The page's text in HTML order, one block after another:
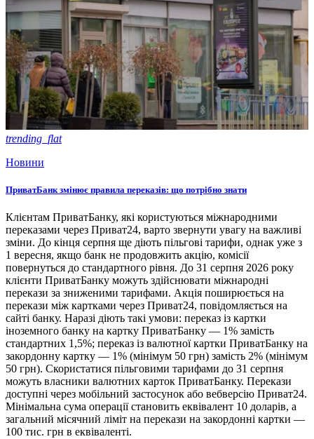
trending_flat
Новини
ПриватБанк змінює правила переказів: що потрібно знати
Клієнтам ПриватБанку, які користуються міжнародними
переказами через Приват24, варто звернути увагу на важливі
зміни. До кінця серпня ще діють пільгові тарифи, однак уже з
1 вересня, якщо банк не продовжить акцію, комісії
повернуться до стандартного рівня. До 31 серпня 2026 року
клієнти ПриватБанку можуть здійснювати міжнародні
перекази за зниженими тарифами. Акція поширюється на
перекази між картками через Приват24, повідомляється на
сайті банку. Наразі діють такі умови: переказ із картки
іноземного банку на картку ПриватБанку — 1% замість
стандартних 1,5%; переказ із валютної картки ПриватБанку на
закордонну картку — 1% (мінімум 50 грн) замість 2% (мінімум
50 грн). Скористатися пільговими тарифами до 31 серпня
можуть власники валютних карток ПриватБанку. Перекази
доступні через мобільний застосунок або вебверсію Приват24.
Мінімальна сума операції становить еквівалент 10 доларів, а
загальний місячний ліміт на перекази на закордонні картки —
100 тис. грн в еквіваленті.